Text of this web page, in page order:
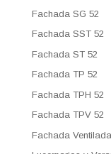
Fachada SG 52
Fachada SST 52
Fachada ST 52
Fachada TP 52
Fachada TPH 52
Fachada TPV 52
Fachada Ventilada